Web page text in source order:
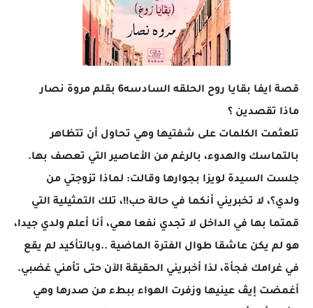
قصة ايفا بقايا روح الحلقه السادسه6 بقلم مروة نصار
ماذا تقصدين ؟
تلعثمت الكلمات على شفتيها وهي تحاول أن تتظاهر
بالتماسك والهدوء، بالرغم من الأعاصير التي تعصف بها.
جلست السيدة لويزا بجوارها وقالت: لماذا تزوجتي من
ولدي؟، لا تخبريني أنكما في حالة حب!!، تلك التمثيلية التي
قمتما بها في الداخل لا تجدي نفعا معي، أنا أعلم ولدي جيدا،
هو لم يكن عاشقا طوال الفترة الماضية ..وبالتأكيد لم يقع
في غرامك فجأة، لذا أخبريني الحقيقة الآن حتى تأمني غضبي.
أغمضت إيڤ عينيها وزفرت الهواء ببطء من صدرها وهي